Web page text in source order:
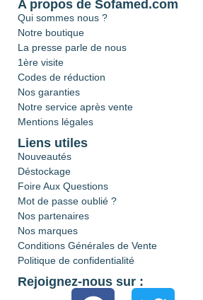
A propos de Sofamed.com
Qui sommes nous ?
Notre boutique
La presse parle de nous
1ère visite
Codes de réduction
Nos garanties
Notre service après vente
Mentions légales
Liens utiles
Nouveautés
Déstockage
Foire Aux Questions
Mot de passe oublié ?
Nos partenaires
Nos marques
Conditions Générales de Vente
Politique de confidentialité
Rejoignez-nous sur :